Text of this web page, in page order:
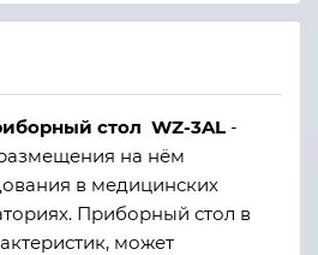
стол WZ-3AL -
на нём
в медицинских
Приборный стол в
может